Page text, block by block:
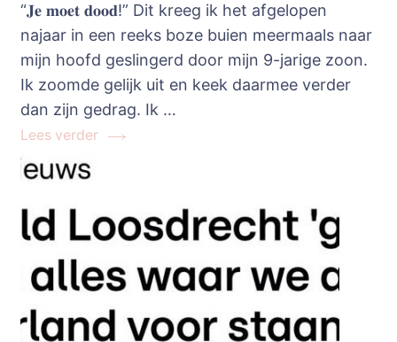
“𝐉𝐞 𝐦𝐨𝐞𝐭 𝐝𝐨𝐨𝐝!” Dit kreeg ik het afgelopen
najaar in een reeks boze buien meermaals naar
mijn hoofd geslingerd door mijn 9-jarige zoon.
Ik zoomde gelijk uit en keek daarmee verder
dan zijn gedrag. Ik …
Lees verder